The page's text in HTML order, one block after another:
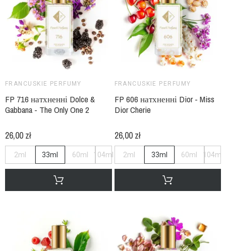
FRANCUSKIE PERFUMY
FP 716 натхненні Dolce &
Gabbana - The Only One 2
26,00 zł
2ml 33ml 60ml 104ml
FRANCUSKIE PERFUMY
FP 606 натхненні Dior - Miss
Dior Cherie
26,00 zł
2ml 33ml 60ml 104ml